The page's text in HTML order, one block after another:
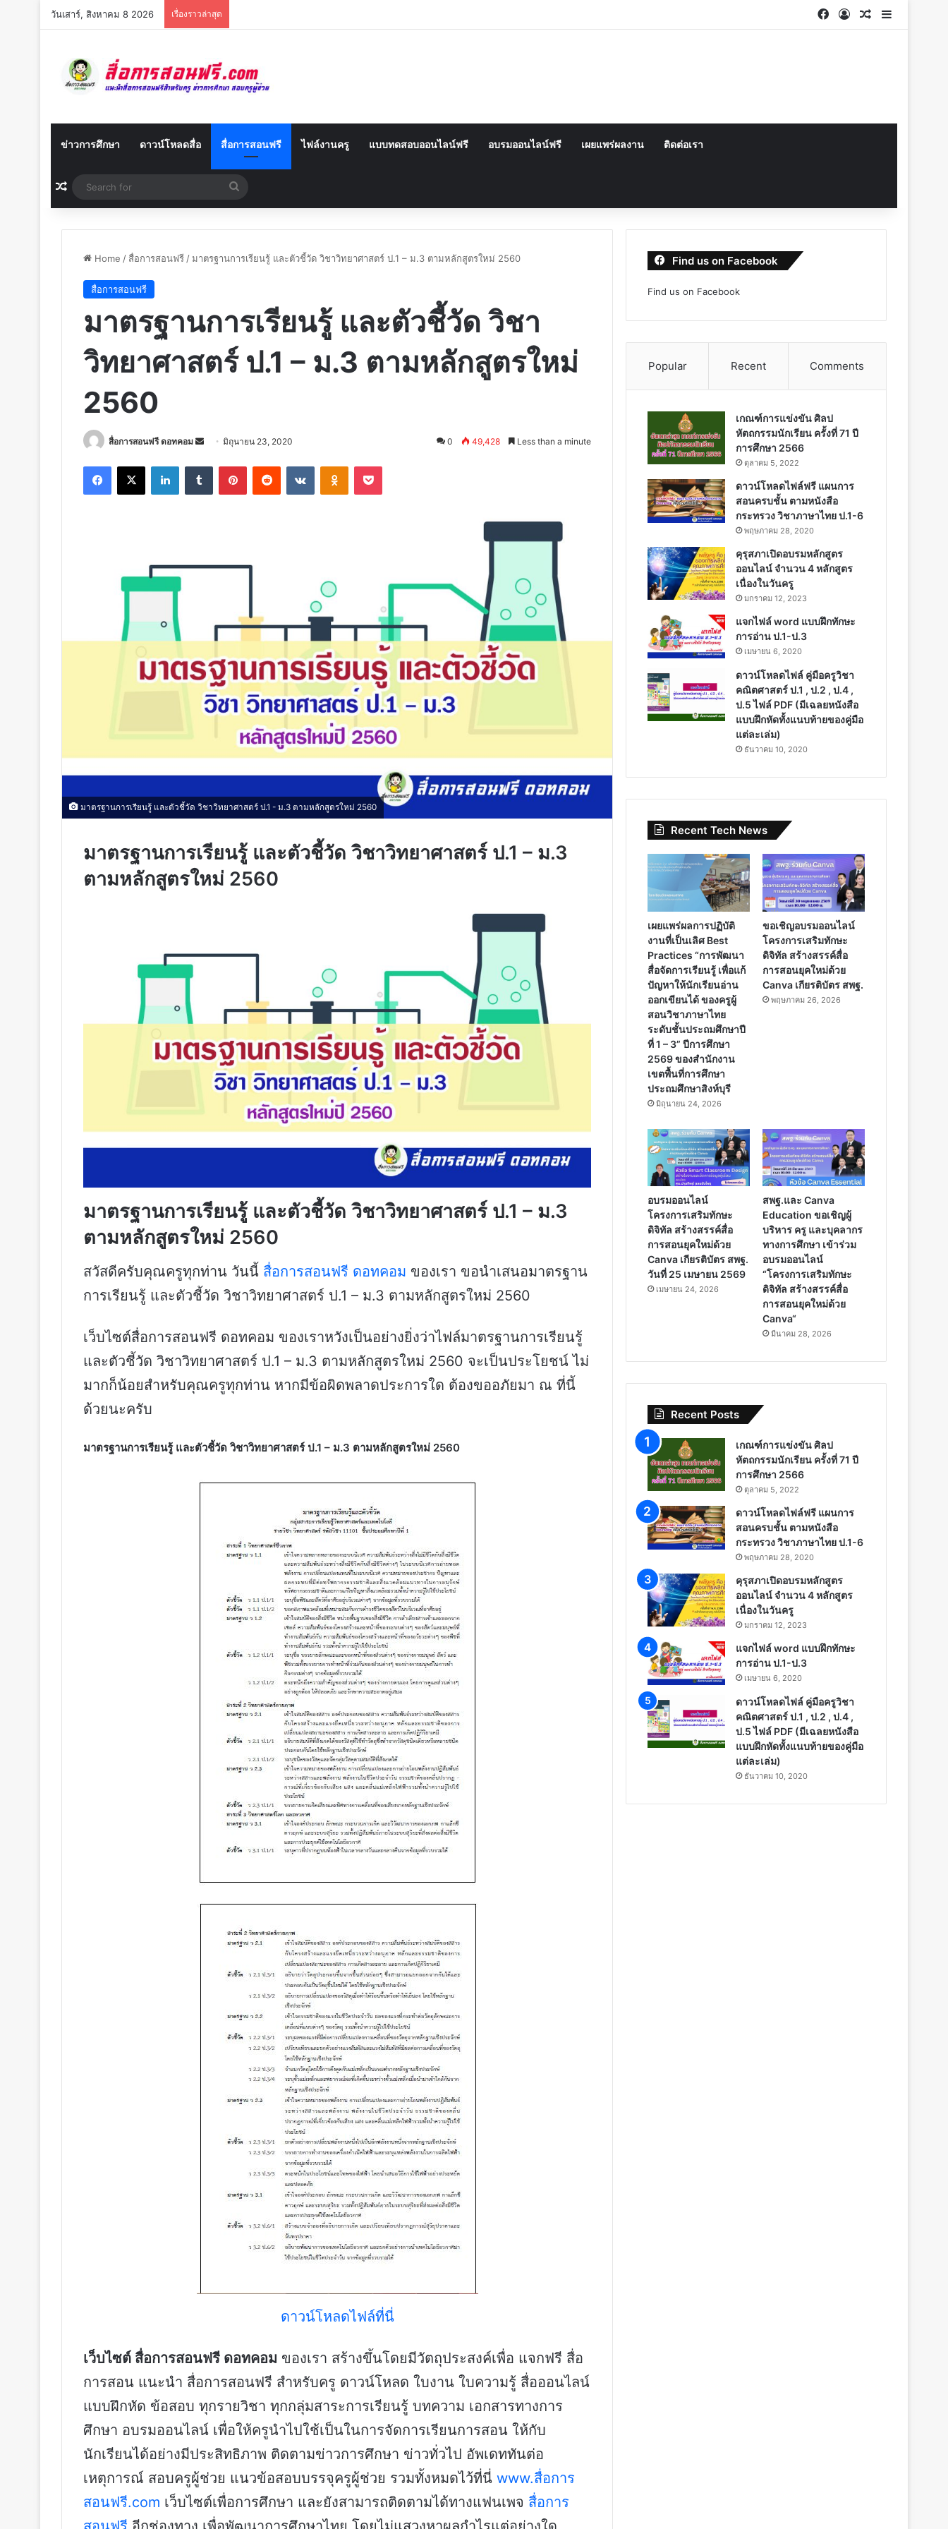
วันเสาร์, สิงหาคม 8 2026 เรื่องราวล่าสุด Facebook
Log InRandom
Sidebar
ข่าวการศึกษา ดาวน์โหลดสื่อ สื่อการสอนฟรี ไฟล์งานครู แบบทดสอบออนไลน์ฟรี อบรมออนไลน์ฟรี เผยแพร่ผลงาน ติดต่อเรา
Random Article
for
Home / สื่อการสอนฟรี /มาตรฐานการเรียนรู้ และตัวชี้วัด วิชาวิทยาศาสตร์ ป.1 – ม.3 ตามหลักสูตรใหม่ 2560
สื่อการสอนฟรี
มาตรฐานการเรียนรู้ และตัวชี้วัด วิชา
วิทยาศาสตร์ ป.1 – ม.3 ตามหลักสูตรใหม่
2560
สื่อการสอนฟรี ดอทคอม
Sendมิถุนายน 23, 2020 0 49,428 Less than a minute
Facebook
X LinkedInTumblr PinterestReddit VKontakteOdnoklassniki
Pocket
มาตรฐานการเรียนรู้ และตัวชี้วัด วิชาวิทยาศาสตร์ ป.1 - ม.3 ตามหลักสูตรใหม่ 2560
มาตรฐานการเรียนรู้ และตัวชี้วัด วิชาวิทยาศาสตร์ ป.1 – ม.3
ตามหลักสูตรใหม่ 2560
มาตรฐานการเรียนรู้ และตัวชี้วัด วิชาวิทยาศาสตร์ ป.1 – ม.3
ตามหลักสูตรใหม่ 2560
สวัสดีครับคุณครูทุกท่าน วันนี้ สื่อการสอนฟรี ดอทคอม ของเรา ขอนำเสนอมาตรฐาน
การเรียนรู้ และตัวชี้วัด วิชาวิทยาศาสตร์ ป.1 – ม.3 ตามหลักสูตรใหม่ 2560
เว็บไซต์สื่อการสอนฟรี ดอทคอม ของเราหวังเป็นอย่างยิ่งว่าไฟล์มาตรฐานการเรียนรู้
และตัวชี้วัด วิชาวิทยาศาสตร์ ป.1 – ม.3 ตามหลักสูตรใหม่ 2560 จะเป็นประโยชน์ ไม่
มากก็น้อยสำหรับคุณครูทุกท่าน หากมีข้อผิดพลาดประการใด ต้องขออภัยมา ณ ที่นี้
ด้วยนะครับ
มาตรฐานการเรียนรู้ และตัวชี้วัด วิชาวิทยาศาสตร์ ป.1 – ม.3 ตามหลักสูตรใหม่ 2560
ดาวน์โหลดไฟล์ที่นี่
เว็บไซต์ สื่อการสอนฟรี ดอทคอม ของเรา สร้างขึ้นโดยมีวัตถุประสงค์เพื่อ แจกฟรี สื่อ
การสอน แนะนำ สื่อการสอนฟรี สำหรับครู ดาวน์โหลด ใบงาน ใบความรู้ สื่อออนไลน์
แบบฝึกหัด ข้อสอบ ทุกรายวิชา ทุกกลุ่มสาระการเรียนรู้ บทความ เอกสารทางการ
ศึกษา อบรมออนไลน์ เพื่อให้ครูนำไปใช้เป็นในการจัดการเรียนการสอน ให้กับ
นักเรียนได้อย่างมีประสิทธิภาพ ติดตามข่าวการศึกษา ข่าวทั่วไป อัพเดททันต่อ
เหตุการณ์ สอบครูผู้ช่วย แนวข้อสอบบรรจุครูผู้ช่วย รวมทั้งหมดไว้ที่นี่ www.สื่อการ
สอนฟรี.com เว็บไซต์เพื่อการศึกษา และยังสามารถติดตามได้ทางแฟนเพจ สื่อการ
Find us on Facebook
Find us on Facebook
Popular Recent Comments
เกณฑ์การแข่งขัน ศิลป
หัตถกรรมนักเรียน ครั้งที่ 71 ปี
การศึกษา 2566
ตุลาคม 5, 2022
ดาวน์โหลดไฟล์ฟรี แผนการ
สอนครบชั้น ตามหนังสือ
กระทรวง วิชาภาษาไทย ป.1-6
พฤษภาคม 28, 2020
คุรุสภาเปิดอบรมหลักสูตร
ออนไลน์ จำนวน 4 หลักสูตร
เนื่องในวันครู
มกราคม 12, 2023
แจกไฟล์ word แบบฝึกทักษะ
การอ่าน ป.1-ป.3
เมษายน 6, 2020
ดาวน์โหลดไฟล์ คู่มือครูวิชา
คณิตศาสตร์ ป.1 , ป.2 , ป.4 ,
ป.5 ไฟล์ PDF (มีเฉลยหนังสือ
แบบฝึกหัดทั้งแนบท้ายของคู่มือ
แต่ละเล่ม)
ธันวาคม 10, 2020
Recent Tech News
เผยแพร่ผลการปฏิบัติ
งานที่เป็นเลิศ Best
Practices “การพัฒนา
สื่อจัดการเรียนรู้ เพื่อแก้
ปัญหาให้นักเรียนอ่าน
ออกเขียนได้ ของครูผู้
สอนวิชาภาษาไทย
ระดับชั้นประถมศึกษาปี
ที่ 1 – 3” ปีการศึกษา
2569 ของสำนักงาน
เขตพื้นที่การศึกษา
ประถมศึกษาสิงห์บุรี
มิถุนายน 24, 2026
ขอเชิญอบรมออนไลน์
โครงการเสริมทักษะ
ดิจิทัล สร้างสรรค์สื่อ
การสอนยุคใหม่ด้วย
Canva เกียรติบัตร สพฐ.
พฤษภาคม 26, 2026
อบรมออนไลน์
โครงการเสริมทักษะ
ดิจิทัล สร้างสรรค์สื่อ
การสอนยุคใหม่ด้วย
Canva เกียรติบัตร สพฐ.
วันที่ 25 เมษายน 2569
เมษายน 24, 2026
สพฐ.และ Canva
Education ขอเชิญผู้
บริหาร ครู และบุคลากร
ทางการศึกษา เข้าร่วม
อบรมออนไลน์
“โครงการเสริมทักษะ
ดิจิทัล สร้างสรรค์สื่อ
การสอนยุคใหม่ด้วย
Canva“
มีนาคม 28, 2026
Recent Posts
เกณฑ์การแข่งขัน ศิลป
หัตถกรรมนักเรียน ครั้งที่ 71 ปี
การศึกษา 2566
ตุลาคม 5, 2022
ดาวน์โหลดไฟล์ฟรี แผนการ
สอนครบชั้น ตามหนังสือ
กระทรวง วิชาภาษาไทย ป.1-6
พฤษภาคม 28, 2020
คุรุสภาเปิดอบรมหลักสูตร
ออนไลน์ จำนวน 4 หลักสูตร
เนื่องในวันครู
มกราคม 12, 2023
แจกไฟล์ word แบบฝึกทักษะ
การอ่าน ป.1-ป.3
เมษายน 6, 2020
ดาวน์โหลดไฟล์ คู่มือครูวิชา
คณิตศาสตร์ ป.1 , ป.2 , ป.4 ,
ป.5 ไฟล์ PDF (มีเฉลยหนังสือ
แบบฝึกหัดทั้งแนบท้ายของคู่มือ
แต่ละเล่ม)
ธันวาคม 10, 2020